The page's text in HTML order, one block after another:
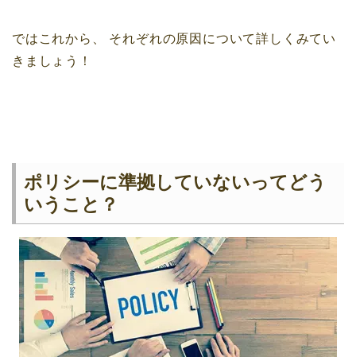
ではこれから、
それぞれの原因について詳しくみてい
きましょう！
ポリシーに準拠していないってどう
いうこと？